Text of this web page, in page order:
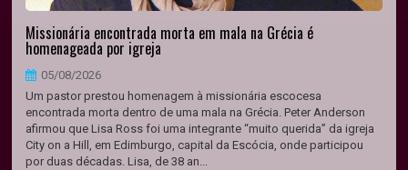
Missionária encontrada morta em mala na Grécia é
homenageada por igreja
05/08/2026
Um pastor prestou homenagem à missionária escocesa
encontrada morta dentro de uma mala na Grécia. Peter Anderson
afirmou que Lisa Ross foi uma integrante “muito querida” da igreja
City on a Hill, em Edimburgo, capital da Escócia, onde participou
por duas décadas. Lisa, de 38 an...